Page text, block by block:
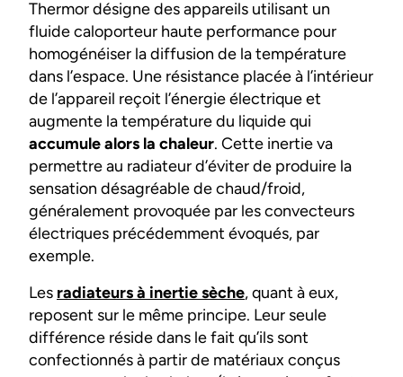
Thermor désigne des appareils utilisant un
fluide caloporteur haute performance pour
homogénéiser la diffusion de la température
dans l’espace. Une résistance placée à l’intérieur
de l’appareil reçoit l’énergie électrique et
augmente la température du liquide qui
accumule alors la chaleur. Cette inertie va
permettre au radiateur d’éviter de produire la
sensation désagréable de chaud/froid,
généralement provoquée par les convecteurs
électriques précédemment évoqués, par
exemple.
Les radiateurs à inertie sèche, quant à eux,
reposent sur le même principe. Leur seule
différence réside dans le fait qu’ils sont
confectionnés à partir de matériaux conçus